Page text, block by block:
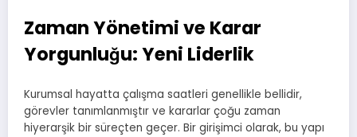
Zaman Yönetimi ve Karar
Yorgunluğu: Yeni Liderlik
Kurumsal hayatta çalışma saatleri genellikle bellidir,
görevler tanımlanmıştır ve kararlar çoğu zaman
hiyerarşik bir süreçten geçer. Bir girişimci olarak, bu yapı